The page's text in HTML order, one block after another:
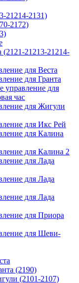
21214-2131)
2172)
(2121-21213-21214-
для Веста
для Гранта
управление для
час
для Жигули
для Икс Рей
для Калина
для Калина 2
для Лада
для Лада
для Лада
для Приора
для Шеви-
(2190)
(2101-2107)